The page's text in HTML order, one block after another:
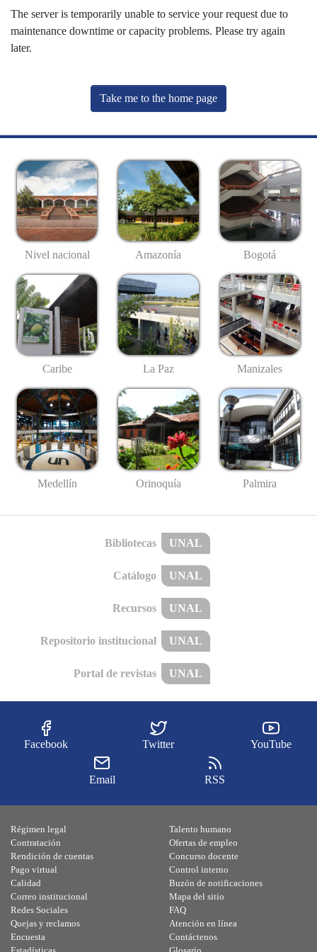
The server is temporarily unable to service your request due to
maintenance downtime or capacity problems. Please try again
later.
Take me to the home page
Nivel nacional Amazonía Bogotá
Caribe La Paz Manizales
Medellín Orinoquía Palmira
Bibliotecas UNAL
Catálogo UNAL
Recursos UNAL
Repositorio institucional UNAL
Portal de revistas UNAL
Facebook Twitter YouTube
Email RSS
Régimen legal
Contratación
Rendición de cuentas
Pago virtual
Calidad
Talento humano
Ofertas de empleo
Concurso docente
Control interno
Buzón de notificaciones
Correo institucional
Redes Sociales
Quejas y reclamos
Encuesta
Mapa del sitio
FAQ
Atención en línea
Contáctenos